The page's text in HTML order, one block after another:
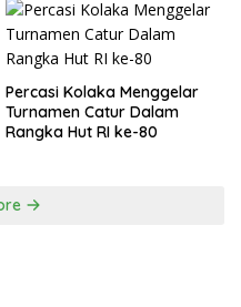
Percasi Kolaka Menggelar
Turnamen Catur Dalam
Rangka Hut RI ke-80